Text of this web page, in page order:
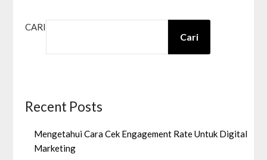
CARI
Cari
Recent Posts
Mengetahui Cara Cek Engagement Rate Untuk Digital
Marketing